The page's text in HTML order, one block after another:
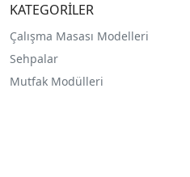
KATEGORİLER
Çalışma Masası Modelleri
Sehpalar
Mutfak Modülleri